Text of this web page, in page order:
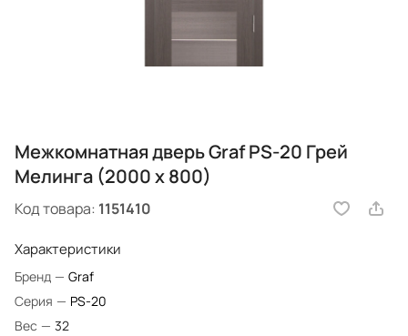
Межкомнатная дверь Graf PS-20 Грей
Мелинга (2000 х 800)
Код товара: 1151410
Характеристики
Бренд — Graf
Серия — PS-20
Вес — 32